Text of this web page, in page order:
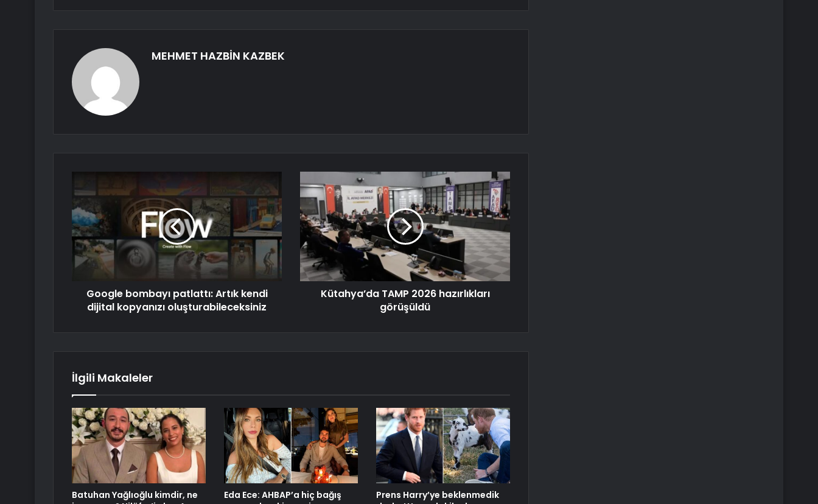
MEHMET HAZBİN KAZBEK
Google bombayı patlattı: Artık kendi
dijital kopyanızı oluşturabileceksiniz
Kütahya’da TAMP 2026 hazırlıkları
görüşüldü
İlgili Makaleler
Batuhan Yağlıoğlu kimdir, ne
Eda Ece: AHBAP’a hiç bağış
Prens Harry’ye beklenmedik